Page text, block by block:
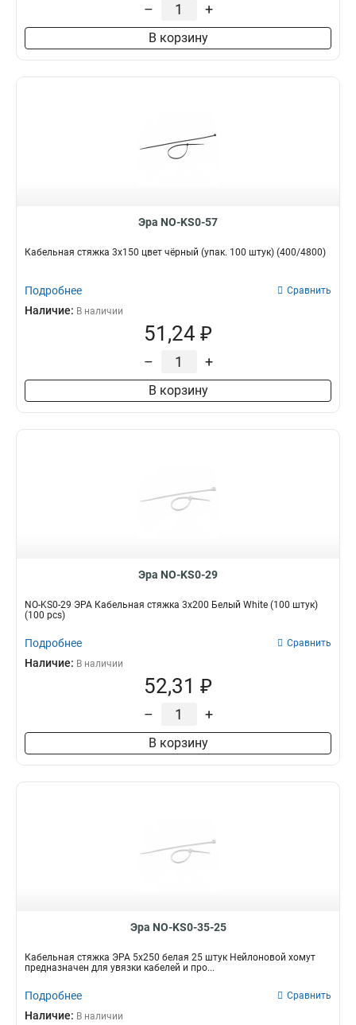
– +
В корзину
Эра NO-KS0-57
Кабельная стяжка 3х150 цвет чёрный (упак. 100 штук) (400/4800)
Подробнее Сравнить
Наличие: В наличии
51,24 ₽
– +
В корзину
Эра NO-KS0-29
NO-KS0-29 ЭРА Кабельная стяжка 3x200 Белый White (100 штук)
(100 pcs)
Подробнее Сравнить
Наличие: В наличии
52,31 ₽
– +
В корзину
Эра NO-KS0-35-25
Кабельная стяжка ЭРА 5x250 белая 25 штук Нейлоновой хомут
предназначен для увязки кабелей и про...
Подробнее Сравнить
Наличие: В наличии